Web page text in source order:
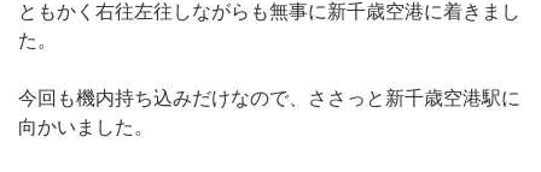
ともかく右往左往しながらも無事に新千歳空港に着きまし
た。
今回も機内持ち込みだけなので、ささっと新千歳空港駅に
向かいました。